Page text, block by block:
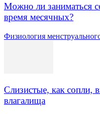
Можно ли заниматься
время месячных?
Физиология
Слизистые, как сопли,
влагалища